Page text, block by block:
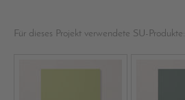
Für dieses Projekt verwendete SU-Produkte: